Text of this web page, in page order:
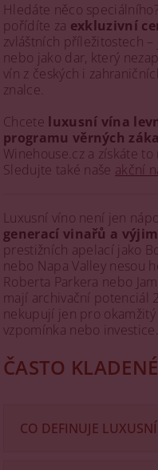
Hledáte něco speciálního?
pořídíte za exkluzivní
zvláštních příležitostech
nebo jako dar, který
vín z českých i
znalce.
Chcete luxusní vína
programu věrných
Winehouse.cz a získáte
Sledujte také naše akční
Luxusní víno není jen
generací vinařů a
prestižních apelací jako
nebo Napa Valley nesou
Roberta Parkera nebo
mají archivační potenciál
nekupují jen pro
vzpomínka nebo investice.
ČASTO
CO DEFINUJE